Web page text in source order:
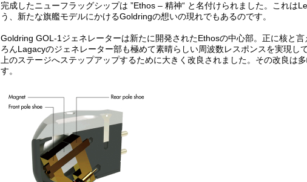
完成したニューフラッグシップは ”Ethos – 精神“ と名付けられました。これは
う、新たな旗艦モデルにかけるGoldringの想いの現れでもあるのです。
Goldring GOL-1ジェネレーターは新たに開発されたEthosの中心部。正に核と
ろんLagacyのジェネレーター部も極めて素晴らしい周波数レスポンスを実現し
上のステージへステップアップするために大きく改良されました。その改良は
す。